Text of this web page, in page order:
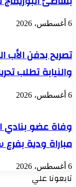
6 أغسطس، 2026
تصريح بدفن الأب
والنيابة تطلب
6 أغسطس، 2026
وفاة عضو بنادي
مباراة ودية
6 أغسطس، 2026
تابعونا علي